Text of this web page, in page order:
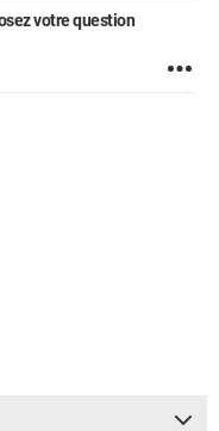
à moi m'a dit que je
leurs techniciens
postale ou quel
votre question